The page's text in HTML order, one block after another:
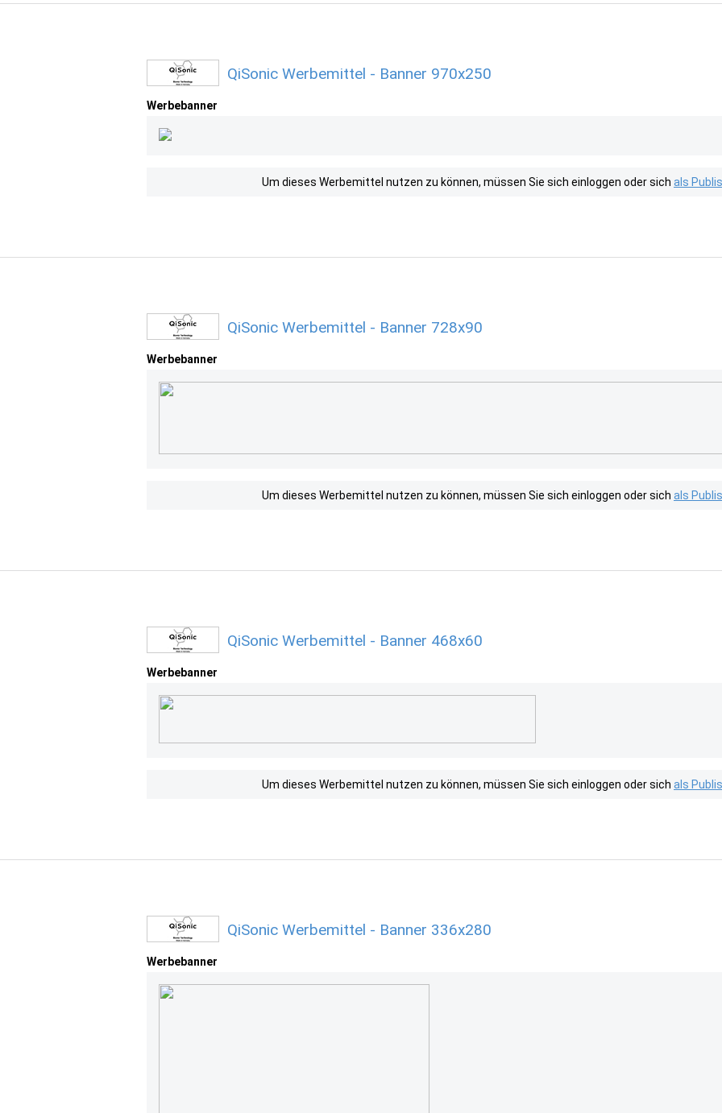
QiSonic Werbemittel - Banner 970x250
Werbebanner
Um dieses Werbemittel nutzen zu können, müssen Sie sich einloggen oder sich als
QiSonic Werbemittel - Banner 728x90
Werbebanner
Um dieses Werbemittel nutzen zu können, müssen Sie sich einloggen oder sich als
QiSonic Werbemittel - Banner 468x60
Werbebanner
Um dieses Werbemittel nutzen zu können, müssen Sie sich einloggen oder sich als
QiSonic Werbemittel - Banner 336x280
Werbebanner